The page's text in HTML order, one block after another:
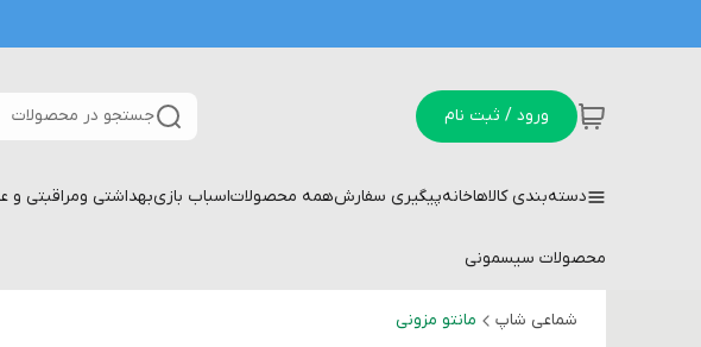
ورود / ثبت نام جستجو در محصولات
دسته‌بندی کالاهاخانهپیگیری سفارشهمه محصولاتاسباب بازیبهداشتی ومراقبتی و
محصولات سیسمونی
شماعی شاپ مانتو مزونی